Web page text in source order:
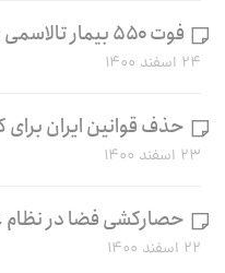
فوت ۵۵۰ بیمار تالاسمی در سه سال اخیر
۲۴ اسفند ۱۴۰۰
حذف قوانین ایران
۲۳ اسفند ۱۴۰۰
حصارکشی فضا در نظام
۲۲ اسفند ۱۴۰۰